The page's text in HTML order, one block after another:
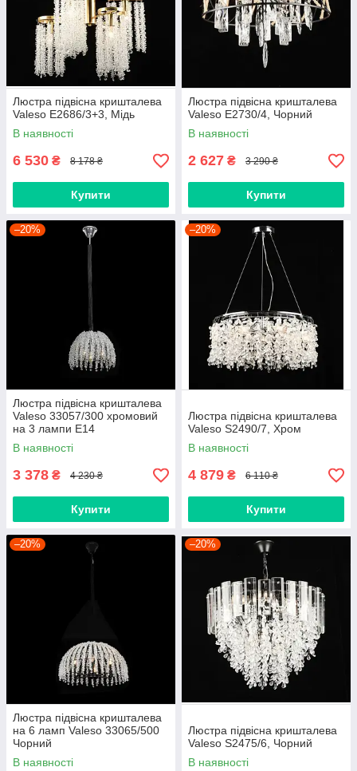
Люстра підвісна кришталева
Valeso E2686/3+3, Мідь
В наявності
6 530 ₴ 8 178 ₴
Купити
Люстра підвісна кришталева
Valeso E2730/4, Чорний
В наявності
2 627 ₴ 3 290 ₴
Купити
–20%
Люстра підвісна кришталева
Valeso 33057/300 хромовий
на 3 лампи E14
В наявності
3 378 ₴ 4 230 ₴
Купити
–20%
Люстра підвісна кришталева
Valeso S2490/7, Хром
В наявності
4 879 ₴ 6 110 ₴
Купити
–20%
Люстра підвісна кришталева
на 6 ламп Valeso 33065/500
Чорний
В наявності
–20%
Люстра підвісна кришталева
Valeso S2475/6, Чорний
В наявності